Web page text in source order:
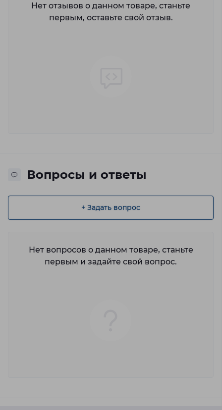
Нет отзывов о данном товаре, станьте
первым, оставьте свой отзыв.
Вопросы и ответы
+ Задать вопрос
Нет вопросов о данном товаре, станьте
первым и задайте свой вопрос.